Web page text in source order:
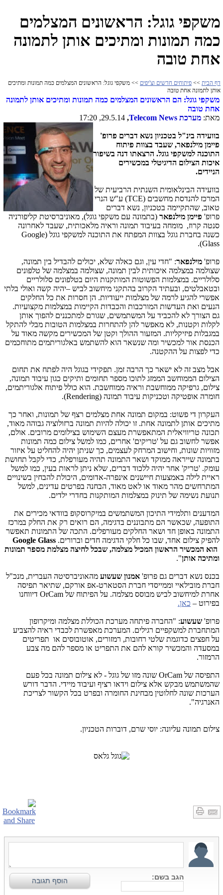
משקפי גוגל: הראשונים המצלמים
כמה תמונות ומתיכים אותן לתמונה
אחת טובה
דף הבית >> פיתוחים חדשים וצ'יפים >> משקפי גוגל: הראשונים המצלמים כמה תמונות ומתיכים
אותן לתמונה אחת טובה
משקפי גוגל: הם הראשונים המצלמים כמה תמונות ומתיכים אותן לתמונה
אחת טובה
מאת: מערכת Telecom News
,
29.5.14, 17:20
בוועידה בינ"ל בטכניון נשא דברים פרופ'
פיימן מילנפאר, שעבד בצוות פיתוח
התוכנה למשקפי גוגל. הרצאתו דנה בשיפור
איכות הצילום הדיגיטלי במכשירים
הניידים.
בוועידה הבינלאומית השנתית הרביעית של
המרכז להנדסת מחשבים (TCE) ע"ש הנרי
טאוב, שהתקיימה בטכניון, נשא דברים
פרופ' פיימן מילנפאר (בתמונה עם משקפי גוגל), מאוניברסיטת קליפורניה
סנטה קרוז, מומחה בעיבוד תמונה וראיה מלאכותית, שעבד לאחרונה
כשנה בחברת גוגל בצוות המפתח את התוכנה למשקפי גוגל (Google
Glass
).
פרופ' מילנפאר: "חדי עין, וגם כאלה שלא, יכולים להבדיל בין תמונה,
שצולמה במצלמה איכותית לבין תמונה, שצולמה במצלמה של טלפונים
סלולריים. במצלמות הפשוטות המותקנות היום בטלפונים סלולריים
ובטאבלטים, ובעתיד הקרוב בהתקני מיחשוב לביש –יהיה קשה ואולי בלתי
אפשרי להגיע לרמה של מצלמות ייעודיות. הן חסרות את כל החלקים
הנעים ואת העדשות המורכבות והכבדות הקיימות במצלמות מקצועיות.
גם הצורך לא להכביד על המשתמשים, שגורם למתכננים להפוך אותן
לקלות וקטנות, לא מאפשר להן להתחרות במצלמות הטובות מבלי להתקל
במגבלות פיזיקליות. המזעור ההולך וקטן של המכשירים מקשה מאוד על
הכנסת אור למכשיר ומה שנשאר הוא להשתמש באלגוריתמים מתוחכמים
כדי לפצות על ההקטנה.
אבל מצב זה לא ישאר כך הרבה זמן. תפקידי בגוגל היה לפתח את תחום
הצילום הממוחשב הממזג לתוכו מספר תחומים ותיקים כגון עיבוד תמונה,
צילום, גרפיקה ממוחשבת וראיה ממוחשבת. הוא כולל פיתוח אלגוריתמים,
חומרה אופטיקה וטכניקות עיבוד תמונה (Rendering
).
העקרון די פשוט: במקום תמונה אחת מצלמים רצף של תמונות, ואחר כך
מתיכים אותן לתמונה אחת. זו יכולה להיות תמונה ברזולוציה גבוהה מאוד,
תכונה טריוויאלית המתאפשרת מעצם השימוש בצילומים מרובים. אולם,
אפשר לחשוב גם על 'טריקים' אחרים, כמו למשל צילום כמה תמונות
מזוויות שונות, וחישוב המרחק לעצמים, כך שניתן יהיה להחליט על איזור
בתמונה שייראה ממוקד ושאר התמונה תהיה מעורפלת, כדי לקבל תחושת
עומק. 'טריק' אחר יהיה ללכוד דברים, שלא ניתן לראות בעין, כמו למשל
ראיית לילה באמצעות חיישנים אינפרה-אדומים, היכולת להבחין בשינויים
המתרחשים מהר מאוד או לאט מאוד, הבחנה בפרטים עדינים, למשל
תנועת נשימה של תינוק במצלמות המותקנות בחדרי ילדים.
המדענים ותלמידי התיכון המשתמשים במיקרוסקופ בוודאי מכירים את
התופעה, שכאשר הם מתבוננים בדגימה, הם רואים רק את החלק במרכז
התמונה באופן חד ושאר החלקים מעורפלים. התכה של התמונות תאפשר
להפיק צילום אחד, שבו כל חלקי הדגימה חדים וברורים. Google Glass
הוא המכשיר הראשון המכיל מצלמה, שבכל לחיצה מצלמת מספר תמונות
ומתיכה אותן".
בכנס נשא דברים גם פרופ' אמנון שעשוע מהאוניברסיטה העברית, מנכ"ל
חברת מובילאיי וממייסדי חברת הסטארט-אפ אורקם, שתיאר תפיסה
אחרת למיחשוב לביש מבוסס מצלמה. על הפיתוח של OrCam דיווחנו
בפירוט – כאן.
פרופ' שעשוע: "החברה פיתחה מערכת הכוללת מצלמה ומיקרופון
המתחברת למשקפיים רגילים. המערכת מאפשרת לכבדי ראיה להצביע
על חפצים כדוגמת שלטי רחובות, רמזורים, אוטובוסים או תפריטים
במסעדה והמכשיר קורא להם את התפריט או מספר להם מה צבע
הרמזור.
התפיסה של OrCam שונה מזו של גוגל - לא צילום תמונה בכל פעם
שהמשתמש מבקש אלא צילום וידאו רציף ועיבוד מיידי. הדבר דורש
הערכות שונה לחלוטין מבחינת החומרה ובפרט בכל הקשור לצריכת
האנרגיה".
צילום תמונה עליונה: יוסי שרם, דוברות הטכניון.